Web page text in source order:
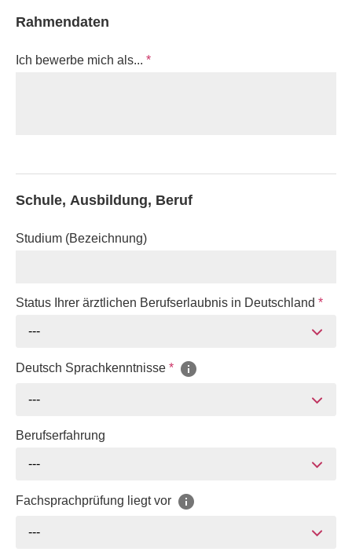
Rahmendaten
Ich bewerbe mich als... *
Schule, Ausbildung, Beruf
Studium (Bezeichnung)
Status Ihrer ärztlichen Berufserlaubnis in Deutschland *
---
Deutsch Sprachkenntnisse *
---
Berufserfahrung
---
Fachsprachprüfung liegt vor
---